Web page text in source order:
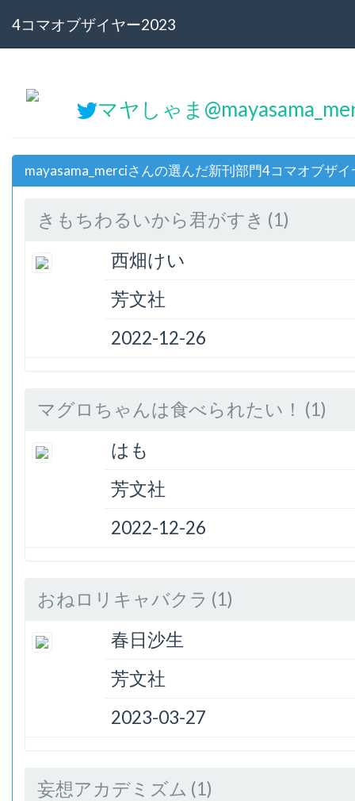
4コマオブザイヤー2023
マヤしゃま
mayasama_merciさんの選んだ新刊部門4コマオブザ
きもちわるいから君がすき (1)
西畑けい
芳文社
2022-12-26
マグロちゃんは食べられたい！ (1)
はも
芳文社
2022-12-26
おねロリキャバクラ (1)
春日沙生
芳文社
2023-03-27
妄想アカデミズム (1)